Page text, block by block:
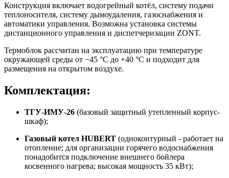
Конструкция включает водогрейный котёл, систему подачи
теплоносителя, систему дымоудаления, газоснабжения и
автоматики управления. Возможна установка системы
дистанционного управления и диспетчеризации ZONT.
Термоблок рассчитан на эксплуатацию при температуре
окружающей среды от −45 °С до +40 °С и подходит для
размещения на открытом воздухе.
Комплектация:
ТГУ-ИМУ-26 (базовый защитный утепленный корпус-
шкаф);
Газовый котел HUBERT (одноконтурный - работает на
отопление; для организации горячего водоснабжения
понадобится подключение внешнего бойлера
косвенного нагрева; высокая мощность 35 кВт);